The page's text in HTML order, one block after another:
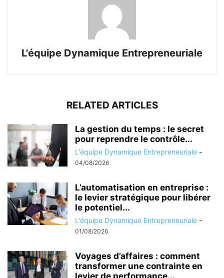
L'équipe Dynamique Entrepreneuriale
RELATED ARTICLES
La gestion du temps : le secret
pour reprendre le contrôle...
L'équipe Dynamique Entrepreneuriale -
04/08/2026
L’automatisation en entreprise :
le levier stratégique pour libérer
le potentiel...
L'équipe Dynamique Entrepreneuriale -
01/08/2026
Voyages d’affaires : comment
transformer une contrainte en
levier de performance...